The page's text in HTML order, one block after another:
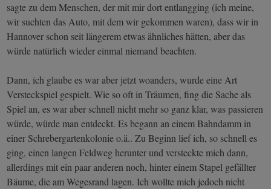
sagte zu dem Menschen, der mit mir dort entlangging (ich meine,
wir suchten das Auto, mit dem wir gekommen waren), dass wir in
Hannover schon seit längerem etwas ähnliches hätten, aber das
würde natürlich wieder einmal niemand beachten.
Dann, ich glaube es war aber jetzt woanders, wurde eine Art
Versteckspiel gespielt. Wie so oft in Träumen, fing die Sache als
Spiel an, es war aber schnell nicht mehr so ganz klar, was passieren
würde, würde man entdeckt. Es begann an einem Bahndamm in
einer Schrebergartenkolonie o.ä.. Zu Beginn lief ich, so schnell es
ging, einen langen Feldweg herunter und versteckte mich dann,
allerdings mit ein paar anderen noch, hinter einem Stapel gefällter
Bäume, die am Wegesrand lagen. Ich wollte mich jedoch nicht